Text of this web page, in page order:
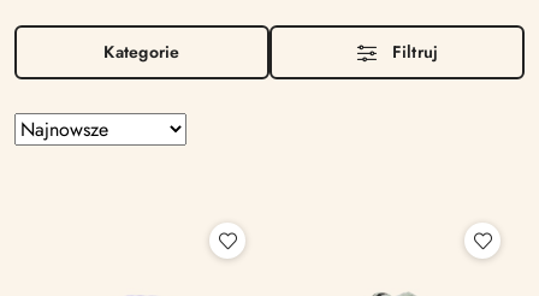
Kategorie Filtruj
Zastosowano
sortowanie:
Sortuj
według